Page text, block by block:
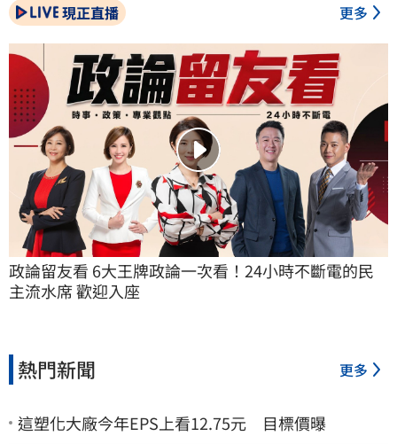
現正直播 更多
政論留友看 6大王牌政論一次看！24小時不斷電的民
主流水席 歡迎入座
熱門新聞 更多
這塑化大廠今年EPS上看12.75元 目標價曝